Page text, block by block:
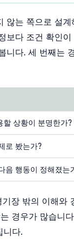
는 쪽으로 설
다 조건 확인
다. 세 번째는
할 상황이 분명한가?
로 봤는가?
음 행동이 정해졌는
장 밖의 이해
경우가 많습니
니다.